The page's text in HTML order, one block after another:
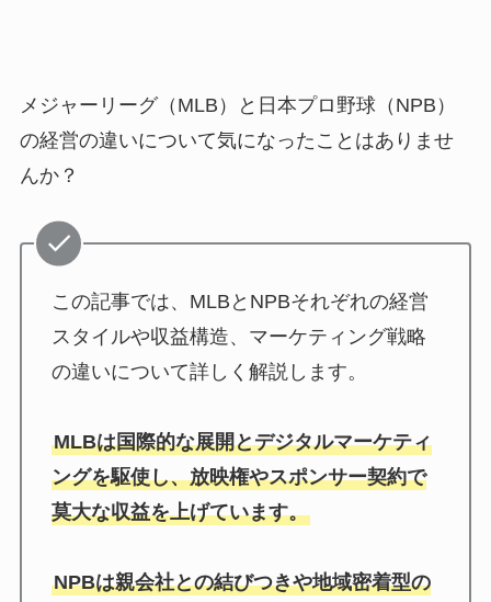
メジャーリーグ（MLB）と日本プロ野球（NPB）
の経営の違いについて気になったことはありませ
んか？
この記事では、MLBとNPBそれぞれの経営
スタイルや収益構造、マーケティング戦略
の違いについて詳しく解説します。
MLBは国際的な展開とデジタルマーケティ
ングを駆使し、放映権やスポンサー契約で
莫大な収益を上げています。
NPBは親会社との結びつきや地域密着型の